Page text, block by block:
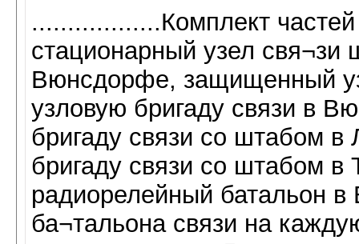
..................Комплект
стационарный узел свя¬зи
Вюнсдорфе, защищенный
узловую бригаду связи в
бригаду связи со штабом в
бригаду связи со штабом в
радиорелейный батальон в
ба¬тальона связи на